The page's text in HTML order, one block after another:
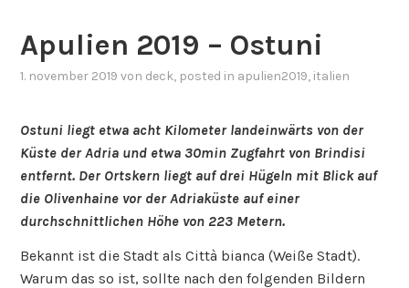
Apulien 2019 – Ostuni
1. november 2019 von deck, posted in apulien2019, italien
Ostuni liegt etwa acht Kilometer landeinwärts von der
Küste der Adria und etwa 30min Zugfahrt von Brindisi
entfernt. Der Ortskern liegt auf drei Hügeln mit Blick auf
die Olivenhaine vor der Adriaküste auf einer
durchschnittlichen Höhe von 223 Metern.
Bekannt ist die Stadt als Città bianca (Weiße Stadt).
Warum das so ist, sollte nach den folgenden Bildern